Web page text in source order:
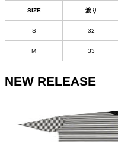
SIZE 渡り
S 32
M 33
NEW RELEASE